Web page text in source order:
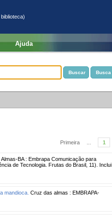
Ajuda
Primeira 1
BA : Embrapa Comunicação para
de Tecnologia. Frutas do Brasil, 11). Inclui
mandioca. Cruz das almas : EMBRAPA-